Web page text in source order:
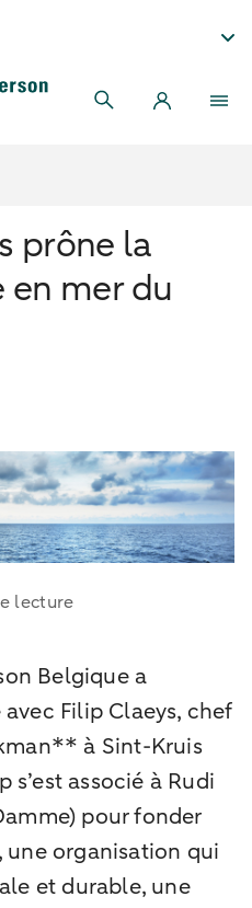
prône la
en mer du
lecture
Belgique a
Filip Claeys, chef
à Sint-Kruis
s’est associé à Rudi
pour fonder
une organisation qui
et durable, une